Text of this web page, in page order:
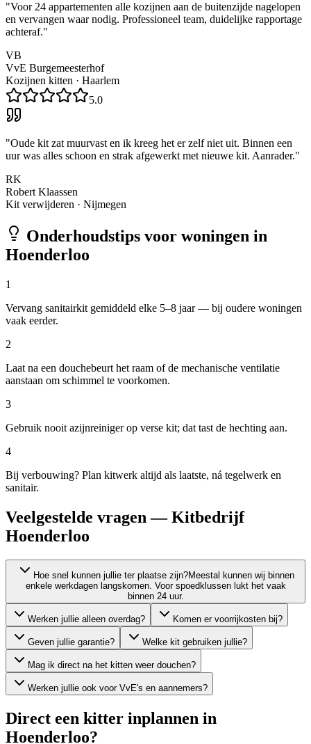
"Voor 24 appartementen alle kozijnen aan de buitenzijde nagelopen
en vervangen waar nodig. Professioneel team, duidelijke rapportage
achteraf."
VB
VvE Burgemeesterhof
Kozijnen kitten · Haarlem
5.0
"Oude kit zat muurvast en ik kreeg het er zelf niet uit. Binnen een
uur was alles schoon en strak afgewerkt met nieuwe kit. Aanrader."
RK
Robert Klaassen
Kit verwijderen · Nijmegen
Onderhoudstips voor woningen in
Hoenderloo
1
Vervang sanitairkit gemiddeld elke 5–8 jaar — bij oudere woningen
vaak eerder.
2
Laat na een douchebeurt het raam of de mechanische ventilatie
aanstaan om schimmel te voorkomen.
3
Gebruik nooit azijnreiniger op verse kit; dat tast de hechting aan.
4
Bij verbouwing? Plan kitwerk altijd als laatste, ná tegelwerk en
sanitair.
Veelgestelde vragen — Kitbedrijf
Hoenderloo
Hoe snel kunnen jullie ter plaatse zijn?Meestal kunnen wij binnen
enkele werkdagen langskomen. Voor spoedklussen lukt het vaak
binnen 24 uur.
Werken jullie alleen overdag? Komen er voorrijkosten bij?
Geven jullie garantie? Welke kit gebruiken jullie?
Mag ik direct na het kitten weer douchen?
Werken jullie ook voor VvE's en aannemers?
Direct een kitter inplannen in
Hoenderloo?